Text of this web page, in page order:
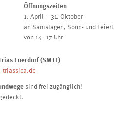
Öffnungszeiten
1. April – 31. Oktober
an Samstagen, Sonn- und
von 14–17 Uhr
Euerdorf (SMTE)
triassica.de
sind frei zugänglich!